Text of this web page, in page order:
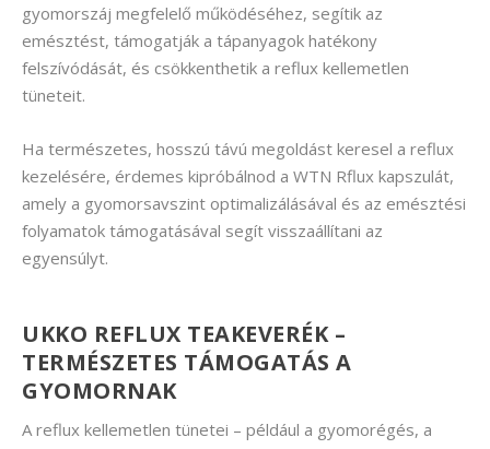
gyomorszáj megfelelő működéséhez, segítik az
emésztést, támogatják a tápanyagok hatékony
felszívódását, és csökkenthetik a reflux kellemetlen
tüneteit.
Ha természetes, hosszú távú megoldást keresel a reflux
kezelésére, érdemes kipróbálnod a WTN Rflux kapszulát,
amely a gyomorsavszint optimalizálásával és az emésztési
folyamatok támogatásával segít visszaállítani az
egyensúlyt.
UKKO REFLUX TEAKEVERÉK –
TERMÉSZETES TÁMOGATÁS A
GYOMORNAK
A reflux kellemetlen tünetei – például a gyomorégés, a